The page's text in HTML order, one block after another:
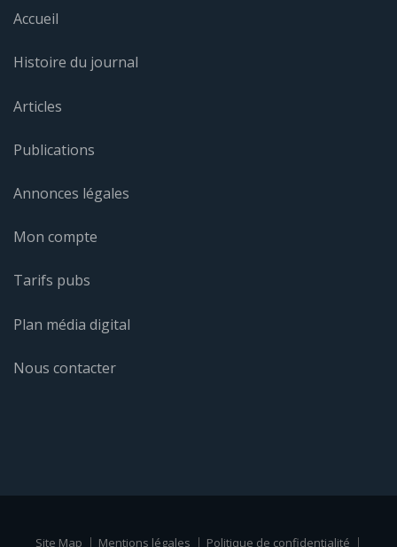
Accueil
Histoire du journal
Articles
Publications
Annonces légales
Mon compte
Tarifs pubs
Plan média digital
Nous contacter
Site Map Mentions légales Politique de confidentialité